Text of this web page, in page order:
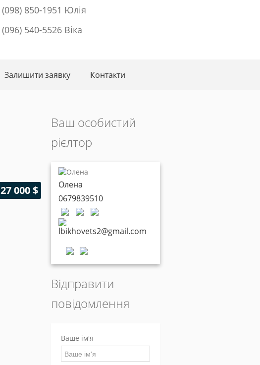
(098) 850-1951 Юлія
(096) 540-5526 Віка
Залишити заявку Контакти
27 000 $
Ваш особистий
рієлтор
Олена
0679839510
lbikhovets2@gmail.com
Відправити
повідомлення
Ваше ім'я